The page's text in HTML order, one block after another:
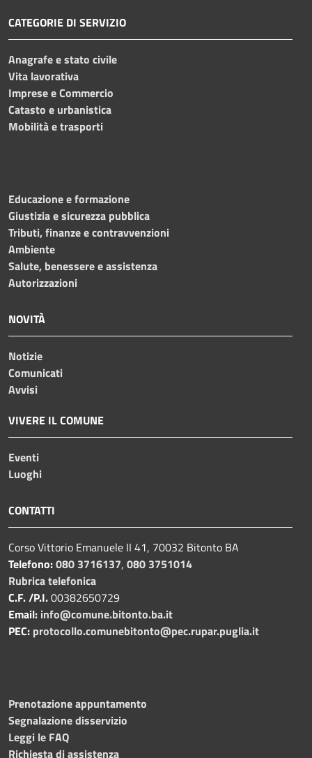
CATEGORIE DI SERVIZIO
Anagrafe e stato civile
Vita lavorativa
Imprese e Commercio
Catasto e urbanistica
Mobilità e trasporti
Educazione e formazione
Giustizia e sicurezza pubblica
Tributi, finanze e contravvenzioni
Ambiente
Salute, benessere e assistenza
Autorizzazioni
NOVITÀ
Notizie
Comunicati
Avvisi
VIVERE IL COMUNE
Eventi
Luoghi
CONTATTI
Corso Vittorio Emanuele II 41, 70032 Bitonto BA
Telefono:080 3716137, 080 3751014
Rubrica telefonica
C.F. /P.I.00382650729
Email: info@comune.bitonto.ba.it
PEC: protocollo.comunebitonto@pec.rupar.puglia.it
Prenotazione appuntamento
Segnalazione disservizio
Leggi le FAQ
Richiesta di assistenza